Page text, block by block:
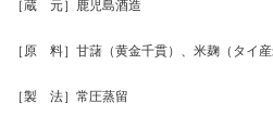
［蔵 元］鹿児島酒造
［原 料］甘藷（黄金千貫）、米麹（タイ産
［製 法］常圧蒸留